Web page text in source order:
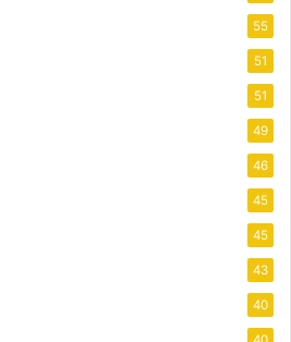
55
51
51
49
46
45
45
43
40